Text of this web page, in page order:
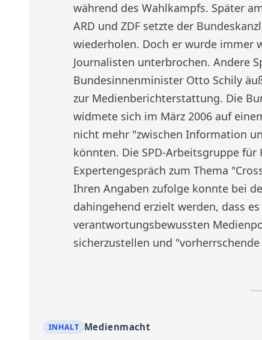
während des Wahlkampfs. Später
ARD und ZDF setzte der
wiederholen. Doch er wurde immer
Journalisten unterbrochen. Andere
Bundesinnenminister Otto Schily
zur Medienberichterstattung. Die
widmete sich im März 2006 auf
nicht mehr "zwischen Information
könnten. Die SPD-Arbeitsgruppe
Expertengespräch zum Thema
Ihren Angaben zufolge konnte bei
dahingehend erzielt werden, dass
verantwortungsbewussten
sicherzustellen und
Medienmacht